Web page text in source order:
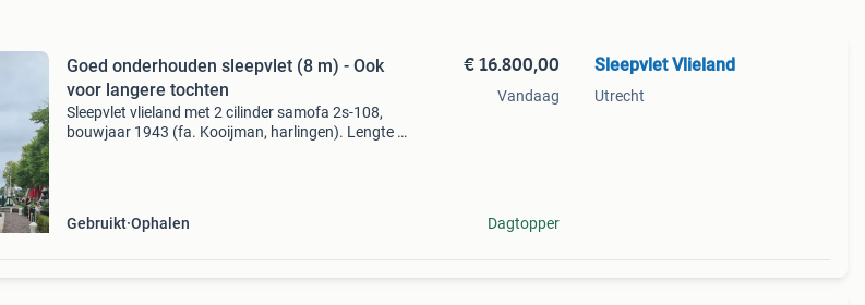
Goed onderhouden sleepvlet (8 m) - Ook
voor langere tochten
Sleepvlet vlieland met 2 cilinder samofa 2s-108,
bouwjaar 1943 (fa. Kooijman, harlingen). Lengte 8
Gebruikt Ophalen
€ 16.800,00
Vandaag
Dagtopper
Sleepvlet Vlieland
Utrecht